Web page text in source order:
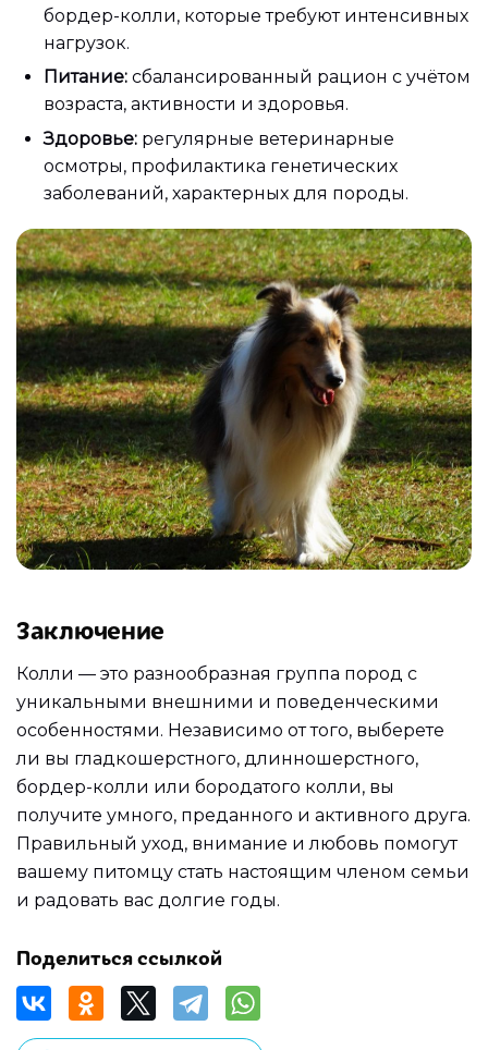
бордер-колли, которые требуют интенсивных
нагрузок.
Питание: сбалансированный рацион с учётом
возраста, активности и здоровья.
Здоровье: регулярные ветеринарные
осмотры, профилактика генетических
заболеваний, характерных для породы.
Заключение
Колли — это разнообразная группа пород с
уникальными внешними и поведенческими
особенностями. Независимо от того, выберете
ли вы гладкошерстного, длинношерстного,
бордер-колли или бородатого колли, вы
получите умного, преданного и активного друга.
Правильный уход, внимание и любовь помогут
вашему питомцу стать настоящим членом семьи
и радовать вас долгие годы.
Поделиться ссылкой